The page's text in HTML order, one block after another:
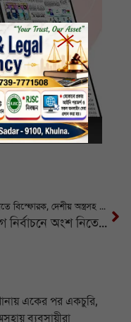
রাজধানীতে বিস্ফোরক, দেশীয় অস্ত্রসহ নিষিদ্ধ ছাত্রলীগের চার কর্মী গ্রেপ্তার
আ.লীগ নির্বাচনে অংশ নিতে পারবে কিনা সিদ্ধান্ত ইসির : বিবিসিকে প্রধান উপদেষ্টা
একের পর একচুরি,
ব্যবসায়ীরা